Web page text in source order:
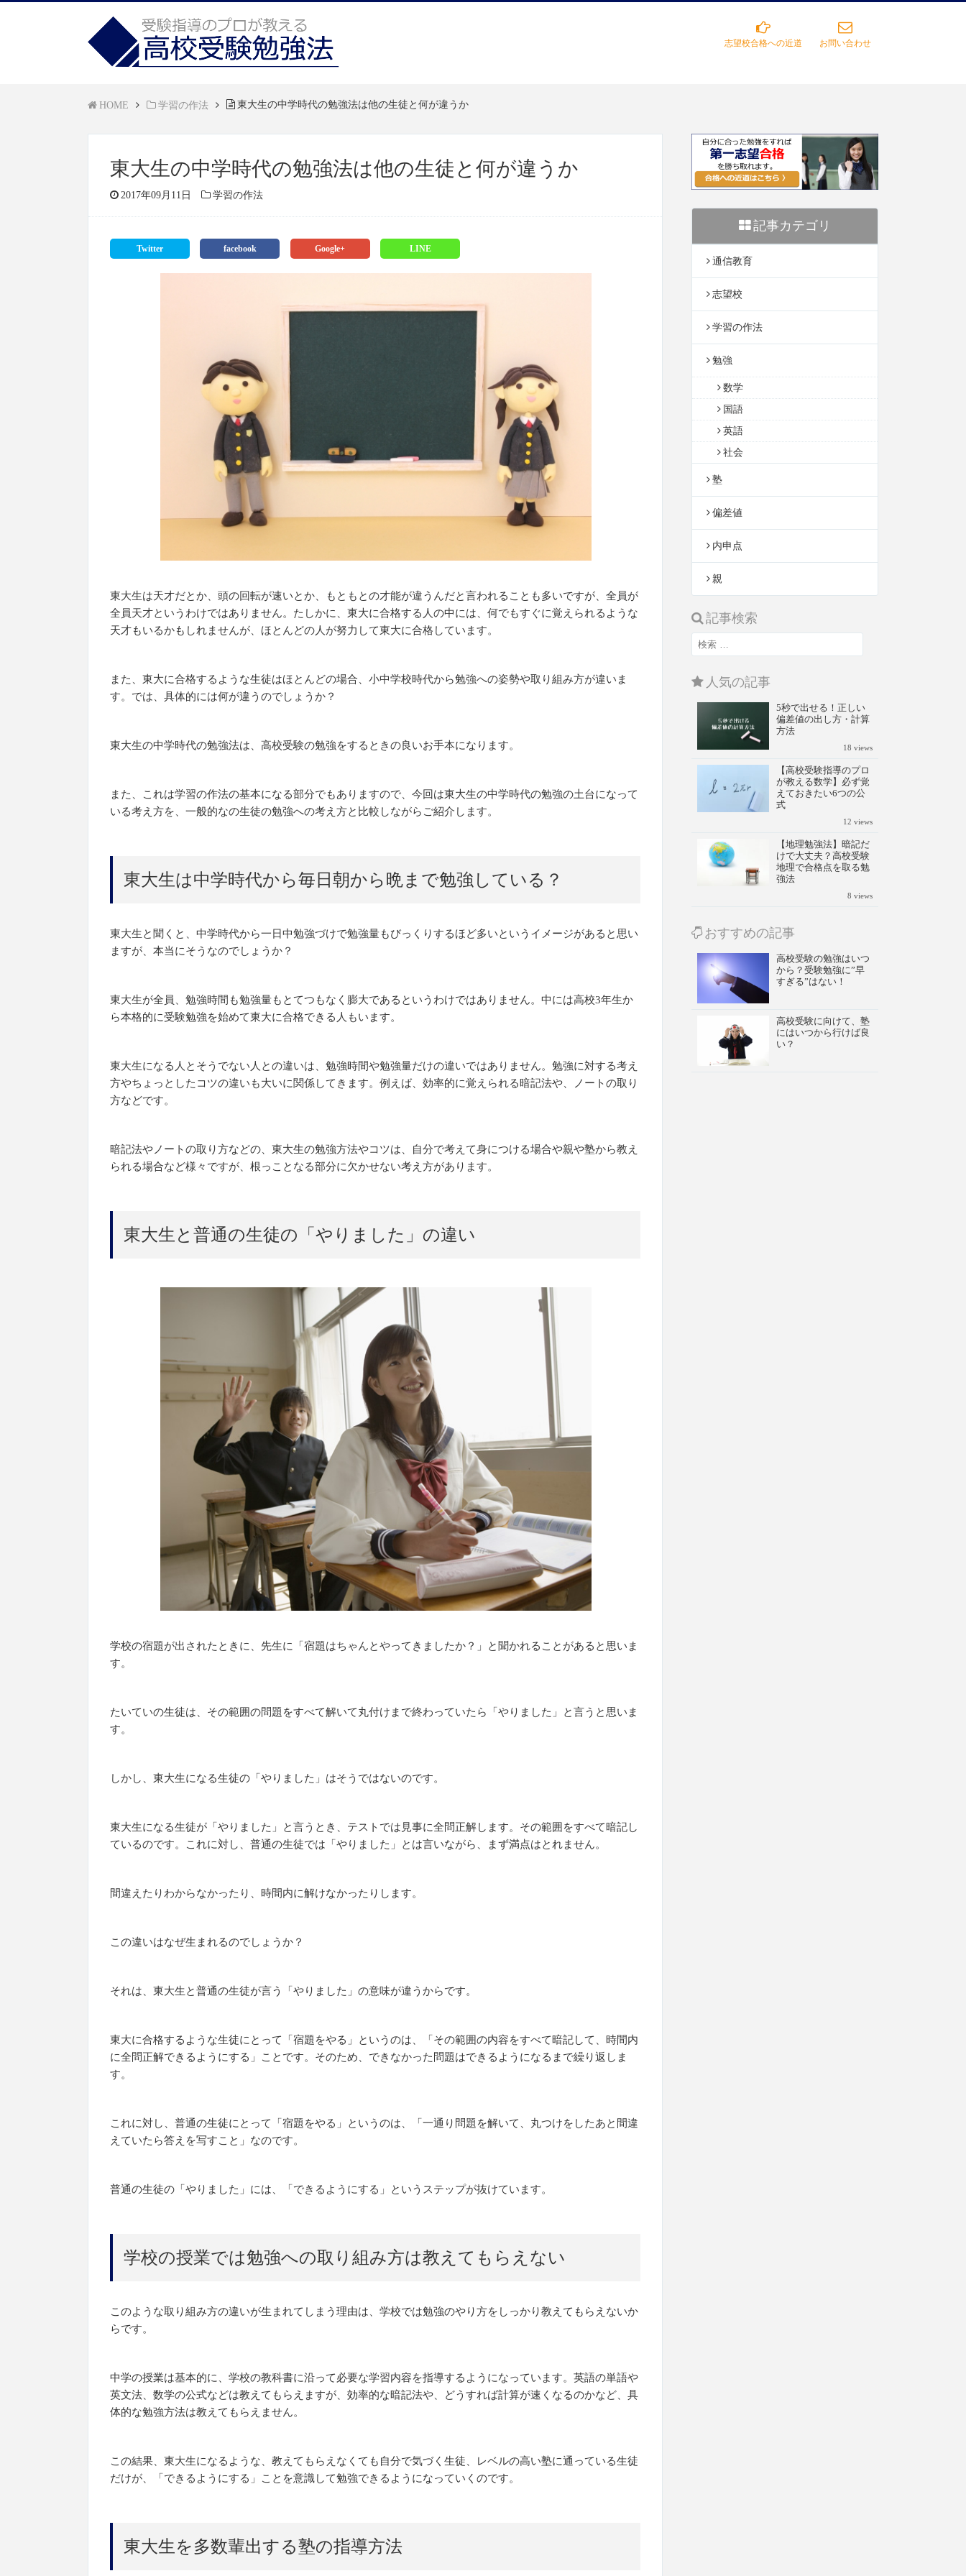
志望校合格への近道 お問い合わせ
HOME 学習の作法 東大生の中学時代の勉強法は他の生徒と何が違うか
東大生の中学時代の勉強法は他の生徒と何が違うか
2017年09月11日 学習の作法
Twitter facebook Google+ LINE
東大生は天才だとか、頭の回転が速いとか、もともとの才能が違うんだと言われることも多いですが、全員が
全員天才というわけではありません。たしかに、東大に合格する人の中には、何でもすぐに覚えられるような
天才もいるかもしれませんが、ほとんどの人が努力して東大に合格しています。
また、東大に合格するような生徒はほとんどの場合、小中学校時代から勉強への姿勢や取り組み方が違いま
す。では、具体的には何が違うのでしょうか？
東大生の中学時代の勉強法は、高校受験の勉強をするときの良いお手本になります。
また、これは学習の作法の基本になる部分でもありますので、今回は東大生の中学時代の勉強の土台になって
いる考え方を、一般的なの生徒の勉強への考え方と比較しながらご紹介します。
東大生は中学時代から毎日朝から晩まで勉強している？
東大生と聞くと、中学時代から一日中勉強づけで勉強量もびっくりするほど多いというイメージがあると思い
ますが、本当にそうなのでしょうか？
東大生が全員、勉強時間も勉強量もとてつもなく膨大であるというわけではありません。中には高校3年生か
ら本格的に受験勉強を始めて東大に合格できる人もいます。
東大生になる人とそうでない人との違いは、勉強時間や勉強量だけの違いではありません。勉強に対する考え
方やちょっとしたコツの違いも大いに関係してきます。例えば、効率的に覚えられる暗記法や、ノートの取り
方などです。
暗記法やノートの取り方などの、東大生の勉強方法やコツは、自分で考えて身につける場合や親や塾から教え
られる場合など様々ですが、根っことなる部分に欠かせない考え方があります。
東大生と普通の生徒の「やりました」の違い
学校の宿題が出されたときに、先生に「宿題はちゃんとやってきましたか？」と聞かれることがあると思いま
す。
たいていの生徒は、その範囲の問題をすべて解いて丸付けまで終わっていたら「やりました」と言うと思いま
す。
しかし、東大生になる生徒の「やりました」はそうではないのです。
東大生になる生徒が「やりました」と言うとき、テストでは見事に全問正解します。その範囲をすべて暗記し
ているのです。これに対し、普通の生徒では「やりました」とは言いながら、まず満点はとれません。
間違えたりわからなかったり、時間内に解けなかったりします。
この違いはなぜ生まれるのでしょうか？
それは、東大生と普通の生徒が言う「やりました」の意味が違うからです。
東大に合格するような生徒にとって「宿題をやる」というのは、「その範囲の内容をすべて暗記して、時間内
に全問正解できるようにする」ことです。そのため、できなかった問題はできるようになるまで繰り返しま
す。
これに対し、普通の生徒にとって「宿題をやる」というのは、「一通り問題を解いて、丸つけをしたあと間違
えていたら答えを写すこと」なのです。
普通の生徒の「やりました」には、「できるようにする」というステップが抜けています。
学校の授業では勉強への取り組み方は教えてもらえない
このような取り組み方の違いが生まれてしまう理由は、学校では勉強のやり方をしっかり教えてもらえないか
らです。
中学の授業は基本的に、学校の教科書に沿って必要な学習内容を指導するようになっています。英語の単語や
英文法、数学の公式などは教えてもらえますが、効率的な暗記法や、どうすれば計算が速くなるのかなど、具
体的な勉強方法は教えてもらえません。
この結果、東大生になるような、教えてもらえなくても自分で気づく生徒、レベルの高い塾に通っている生徒
だけが、「できるようにする」ことを意識して勉強できるようになっていくのです。
東大生を多数輩出する塾の指導方法
記事カテゴリ
通信教育
志望校
学習の作法
勉強
数学
国語
英語
社会
塾
偏差値
内申点
親
記事検索
人気の記事
5秒で出せる！正しい
偏差値の出し方・計算
方法
18 views
【高校受験指導のプロ
が教える数学】必ず覚
えておきたい6つの公
式
12 views
【地理勉強法】暗記だ
けで大丈夫？高校受験
地理で合格点を取る勉
強法
8 views
おすすめの記事
高校受験の勉強はいつ
から？受験勉強に”早
すぎる”はない！
高校受験に向けて、塾
にはいつから行けば良
い？